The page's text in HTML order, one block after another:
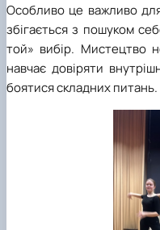
Особливо це важливо
збігається з пошуком
той» вибір. Мистецтво
навчає довіряти
боятися складних питань.